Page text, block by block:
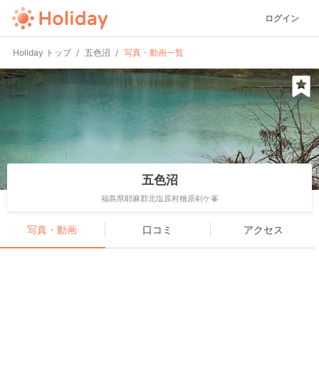
ログイン
Holiday トップ 五色沼 写真・動画一覧
五色沼
福島県耶麻郡北塩原村檜原剣ケ峯
写真・動画 口コミ アクセス